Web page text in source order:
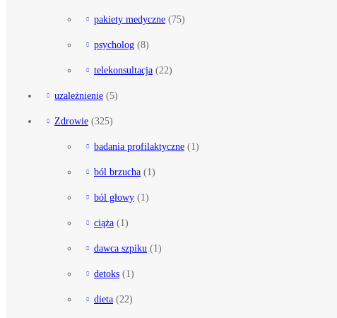
pakiety medyczne (75)
psycholog (8)
telekonsultacja (22)
uzależnienie (5)
Zdrowie (325)
badania profilaktyczne (1)
ból brzucha (1)
ból głowy (1)
ciąża (1)
dawca szpiku (1)
detoks (1)
dieta (22)